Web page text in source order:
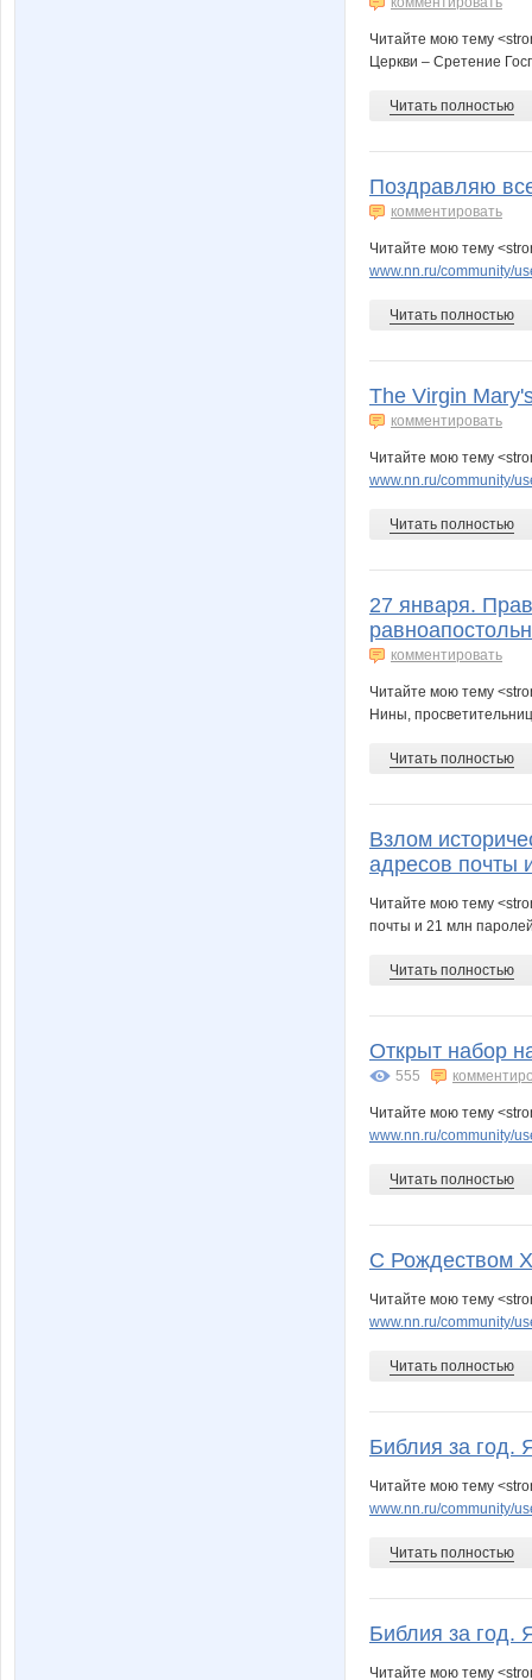
Читайте мою тему
Церкви – Сретение
Читать полностью
Поздравляю
комментировать
Читайте мою тему
www.nn.ru/community/
Читать полностью
The Virgin
комментировать
Читайте мою тему
www.nn.ru/community/
Читать полностью
27 января.
комментировать
Читайте мою тему
Нины,
Читать полностью
Взлом
адресов почты
Читайте мою тему
почты и 21 млн
Читать полностью
Открыт набор
555
Читайте мою тему
www.nn.ru/community/
Читать полностью
С Рождеством
Читайте мою тему
www.nn.ru/community/
Читать полностью
Библия за год.
Читайте мою тему
www.nn.ru/community/
Читать полностью
Библия за год.
Читайте мою тему